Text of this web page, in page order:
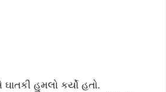
હુમલો કર્યો હતો.